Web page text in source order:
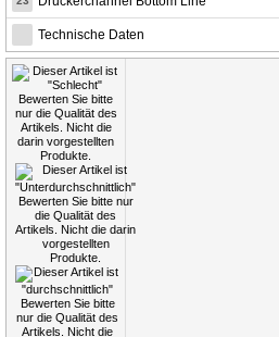
Technische Daten